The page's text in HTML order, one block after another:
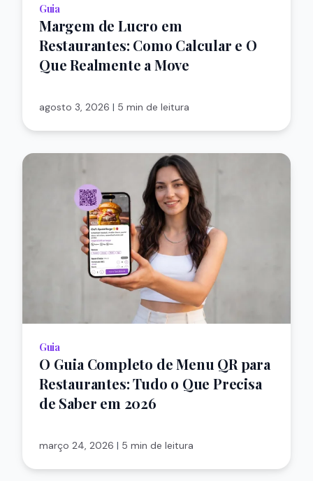
Guia
Margem de Lucro em
Restaurantes: Como Calcular e O
Que Realmente a Move
agosto 3, 2026 | 5 min de leitura
Guia
O Guia Completo de Menu QR para
Restaurantes: Tudo o Que Precisa
de Saber em 2026
março 24, 2026 | 5 min de leitura